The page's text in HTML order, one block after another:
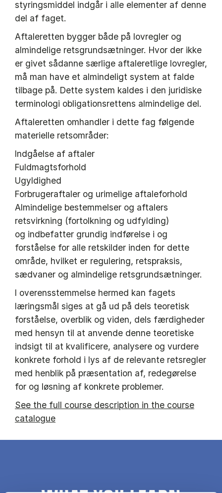
styringsmiddel indgår i alle elementer af denne
del af faget.
Aftaleretten bygger både på lovregler og
almindelige retsgrundsætninger. Hvor der ikke
er givet sådanne særlige aftaleretlige lovregler,
må man have et almindeligt system at falde
tilbage på. Dette system kaldes i den juridiske
terminologi obligationsrettens almindelige del.
Aftaleretten omhandler i dette fag følgende
materielle retsområder:
Indgåelse af aftaler
Fuldmagtsforhold
Ugyldighed
Forbrugeraftaler og urimelige aftaleforhold
Almindelige bestemmelser og aftalers
retsvirkning (fortolkning og udfylding)
og indbefatter grundig indførelse i og
forståelse for alle retskilder inden for dette
område, hvilket er regulering, retspraksis,
sædvaner og almindelige retsgrundsætninger.
I overensstemmelse hermed kan fagets
læringsmål siges at gå ud på dels teoretisk
forståelse, overblik og viden, dels færdigheder
med hensyn til at anvende denne teoretiske
indsigt til at kvalificere, analysere og vurdere
konkrete forhold i lys af de relevante retsregler
med henblik på præsentation af, redegørelse
for og løsning af konkrete problemer.
See the full course description in the course
catalogue